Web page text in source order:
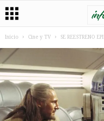
Inicio Cine y TV SE REESTRENO